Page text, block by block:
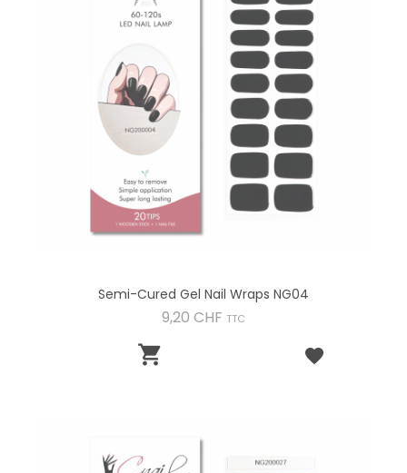
Semi-Cured Gel Nail Wraps NG04
9,20 CHF Preis
TTC
